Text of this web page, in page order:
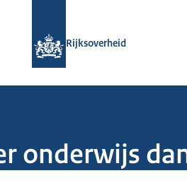
Rijksoverheid
onderwijs